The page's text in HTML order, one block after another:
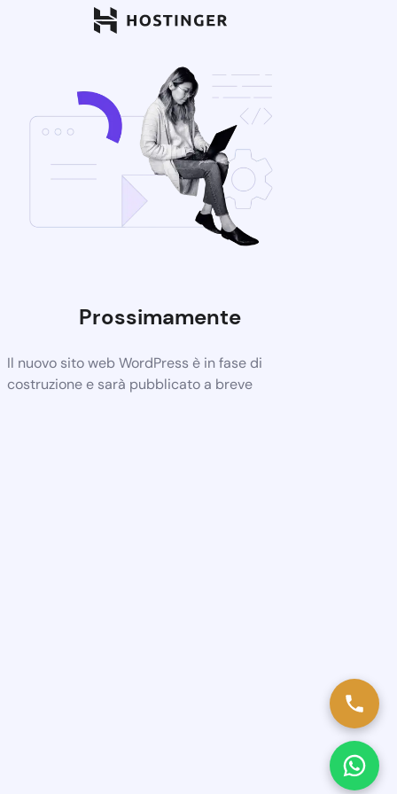
Prossimamente
Il nuovo sito web WordPress è in fase di
costruzione e sarà pubblicato a breve